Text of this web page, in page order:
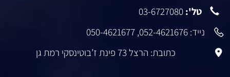
טל': 03-6727080
נייד: 052-4621676
,
050-4621677
כתובת: הרצל 73 פינת ז’בוטינסקי רמת גן